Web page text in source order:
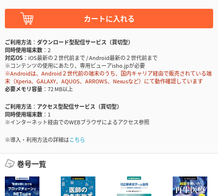
カートに入れる
ご利用方法
ダウンロード型配信サービス（買切型）
同時使用端末数
2
対応OS
iOS最新の２世代前まで / Android最新の２世代前まで
※コンテンツの使用にあたり、専用ビューアisho.jpが必要
※Androidは、Android２世代前の端末のうち、国内キャリア経由で販売されている端
末（Xperia、GALAXY、AQUOS、ARROWS、Nexusなど）にて動作確認しています
必要メモリ容量
72 MB以上
ご利用方法
アクセス型配信サービス（買切型）
同時使用端末数
1
※インターネット経由でのWEBブラウザによるアクセス参照
※導入・利用方法の詳細はこちら
巻号一覧